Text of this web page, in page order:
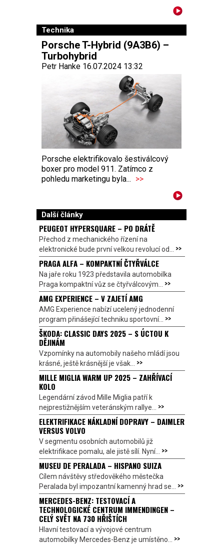
Technika
Porsche T-Hybrid (9A3B6) –
Turbohybrid
Petr Hanke 16.07.2024 13:32
Porsche elektrifikovalo šestiválcový
boxer pro model 911. Zatímco z
pohledu marketingu byla... >>
Další články
PEUGEOT HYPERSQUARE – PO DRÁTĚ
Přechod z mechanického řízení na
elektronické bude první velkou revolucí od... >>
PRAGA ALFA – KOMPAKTNÍ ČTYŘVÁLCE
Na jaře roku 1923 představila automobilka
Praga kompaktní vůz se čtyřválcovým... >>
AMG EXPERIENCE – V ZAJETÍ AMG
AMG Experience nabízí ucelený jednodenní
program přinášející techniku sportovní... >>
ŠKODA: CLASSIC DAYS 2025 – S ÚCTOU K
DĚJINÁM
Vzpomínky na automobily našeho mládí jsou
krásné, ještě krásnější je však... >>
MILLE MIGLIA WARM UP 2025 – ZAHŘÍVACÍ
KOLO
Legendární závod Mille Miglia patří k
nejprestižnějším veteránským rallye... >>
ELEKTRIFIKACE NÁKLADNÍ DOPRAVY – DAIMLER
VERSUS VOLVO
V segmentu osobních automobilů již
elektrifikace pomalu, ale jistě sílí. Nyní... >>
MUSEU DE PERALADA – HISPANO SUIZA
Cílem návštěvy středověkého městečka
Peralada byl impozantní kamenný hrad se... >>
MERCEDES-BENZ: TESTOVACÍ A
TECHNOLOGICKÉ CENTRUM IMMENDINGEN –
CELÝ SVĚT NA 730 HŘIŠTÍCH
Hlavní testovací a vývojové centrum
automobilky Mercedes-Benz je umístěno... >>